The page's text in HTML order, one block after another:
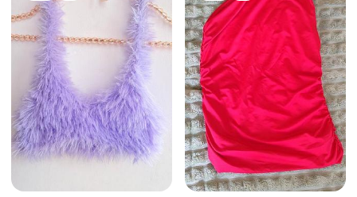
1100 грн 2
Noir Handmade
💜 пушистый топ ручной
350 грн 1
Элегантная летняя
футболка
M и еще 1